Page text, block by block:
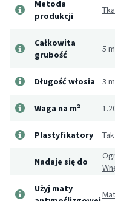
Metoda
produkcji
Całkowita
grubość
5
Długość włosia 3
Waga na m²
Plastyfikatory Tak
Nadaje się do
Użyj maty